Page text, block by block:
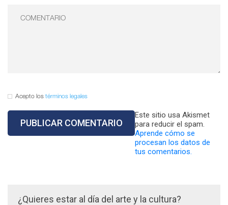
Acepto los términos legales
Este sitio usa Akismet
para reducir el spam.
Aprende cómo se
procesan los datos de
tus comentarios.
¿Quieres estar al día del arte y la cultura?